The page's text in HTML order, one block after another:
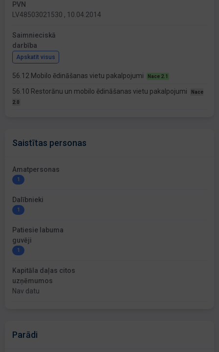
PVN
LV48503021530 , 10.04.2014
Saimnieciskā
darbība
Apskatīt visus
56.12 Mobilo ēdināšanas vietu pakalpojumi Nace 2.1
56.10 Restorānu un mobilo ēdināšanas vietu pakalpojumi
Nace
2.0
Saistītas personas
Amatpersonas
1
Dalībnieki
1
Patiesie labuma
guvēji
1
Kapitāla daļas citos
uzņēmumos
Nav datu
Parādi